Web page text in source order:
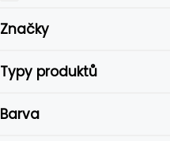
Značky
Typy produktů
Barva